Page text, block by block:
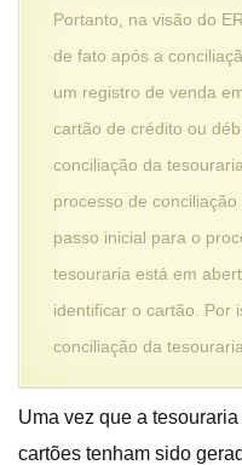
Portanto, na visão do
de fato após a
um registro de venda
cartão de crédito ou
conciliação da
processo de
passo inicial para o
tesouraria está em
identificar o cartão. Por
conciliação da
Uma vez que a
cartões tenham sido